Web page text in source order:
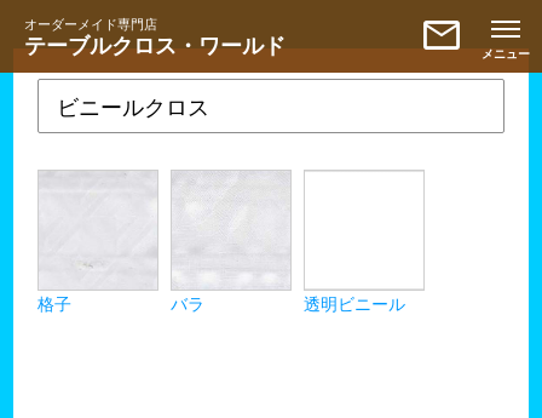
オーダーメイド専門店
テーブルクロス・ワールド mail
ビニールクロス
格子 バラ 透明ビニール